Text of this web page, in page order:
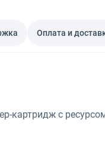
Оплата и
картридж с